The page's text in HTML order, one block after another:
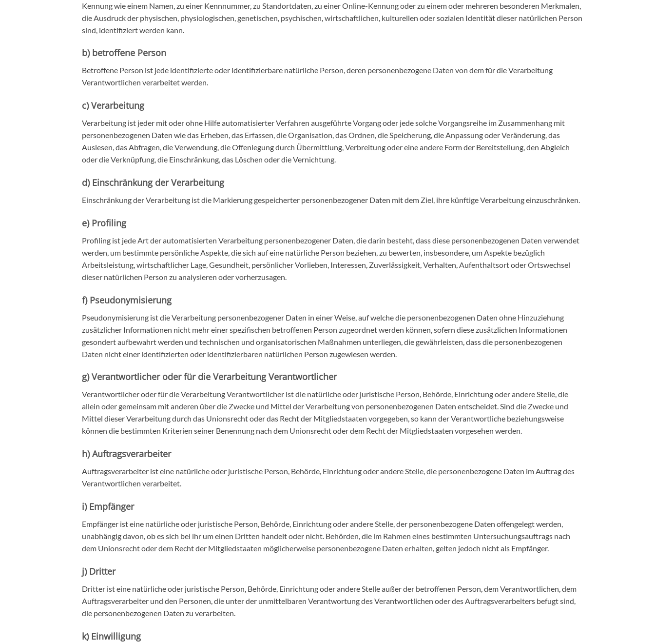
Kennung wie einem Namen, zu einer Kennnummer, zu Standortdaten, zu einer Online-Kennung oder zu einem oder mehreren besonderen Merkmalen,
die Ausdruck der physischen, physiologischen, genetischen, psychischen, wirtschaftlichen, kulturellen oder sozialen Identität dieser natürlichen Person
sind, identifiziert werden kann.
b) betroffene Person
Betroffene Person ist jede identifizierte oder identifizierbare natürliche Person, deren personenbezogene Daten von dem für die Verarbeitung
Verantwortlichen verarbeitet werden.
c) Verarbeitung
Verarbeitung ist jeder mit oder ohne Hilfe automatisierter Verfahren ausgeführte Vorgang oder jede solche Vorgangsreihe im Zusammenhang mit
personenbezogenen Daten wie das Erheben, das Erfassen, die Organisation, das Ordnen, die Speicherung, die Anpassung oder Veränderung, das
Auslesen, das Abfragen, die Verwendung, die Offenlegung durch Übermittlung, Verbreitung oder eine andere Form der Bereitstellung, den Abgleich
oder die Verknüpfung, die Einschränkung, das Löschen oder die Vernichtung.
d) Einschränkung der Verarbeitung
Einschränkung der Verarbeitung ist die Markierung gespeicherter personenbezogener Daten mit dem Ziel, ihre künftige Verarbeitung einzuschränken.
e) Profiling
Profiling ist jede Art der automatisierten Verarbeitung personenbezogener Daten, die darin besteht, dass diese personenbezogenen Daten verwendet
werden, um bestimmte persönliche Aspekte, die sich auf eine natürliche Person beziehen, zu bewerten, insbesondere, um Aspekte bezüglich
Arbeitsleistung, wirtschaftlicher Lage, Gesundheit, persönlicher Vorlieben, Interessen, Zuverlässigkeit, Verhalten, Aufenthaltsort oder Ortswechsel
dieser natürlichen Person zu analysieren oder vorherzusagen.
f) Pseudonymisierung
Pseudonymisierung ist die Verarbeitung personenbezogener Daten in einer Weise, auf welche die personenbezogenen Daten ohne Hinzuziehung
zusätzlicher Informationen nicht mehr einer spezifischen betroffenen Person zugeordnet werden können, sofern diese zusätzlichen Informationen
gesondert aufbewahrt werden und technischen und organisatorischen Maßnahmen unterliegen, die gewährleisten, dass die personenbezogenen
Daten nicht einer identifizierten oder identifizierbaren natürlichen Person zugewiesen werden.
g) Verantwortlicher oder für die Verarbeitung Verantwortlicher
Verantwortlicher oder für die Verarbeitung Verantwortlicher ist die natürliche oder juristische Person, Behörde, Einrichtung oder andere Stelle, die
allein oder gemeinsam mit anderen über die Zwecke und Mittel der Verarbeitung von personenbezogenen Daten entscheidet. Sind die Zwecke und
Mittel dieser Verarbeitung durch das Unionsrecht oder das Recht der Mitgliedstaaten vorgegeben, so kann der Verantwortliche beziehungsweise
können die bestimmten Kriterien seiner Benennung nach dem Unionsrecht oder dem Recht der Mitgliedstaaten vorgesehen werden.
h) Auftragsverarbeiter
Auftragsverarbeiter ist eine natürliche oder juristische Person, Behörde, Einrichtung oder andere Stelle, die personenbezogene Daten im Auftrag des
Verantwortlichen verarbeitet.
i) Empfänger
Empfänger ist eine natürliche oder juristische Person, Behörde, Einrichtung oder andere Stelle, der personenbezogene Daten offengelegt werden,
unabhängig davon, ob es sich bei ihr um einen Dritten handelt oder nicht. Behörden, die im Rahmen eines bestimmten Untersuchungsauftrags nach
dem Unionsrecht oder dem Recht der Mitgliedstaaten möglicherweise personenbezogene Daten erhalten, gelten jedoch nicht als Empfänger.
j) Dritter
Dritter ist eine natürliche oder juristische Person, Behörde, Einrichtung oder andere Stelle außer der betroffenen Person, dem Verantwortlichen, dem
Auftragsverarbeiter und den Personen, die unter der unmittelbaren Verantwortung des Verantwortlichen oder des Auftragsverarbeiters befugt sind,
die personenbezogenen Daten zu verarbeiten.
k) Einwilligung